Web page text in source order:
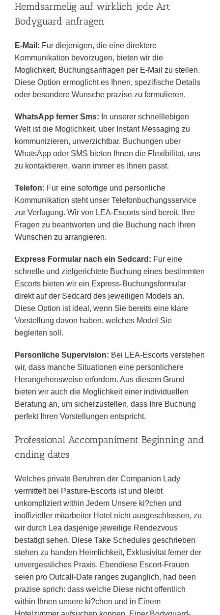
Hemdsarmelig auf wirklich jede Art
Bodyguard anfragen
E-Mail: Fur diejenigen, die eine direktere
Kommunikation bevorzugen, bieten wir die
Moglichkeit, Buchungsanfragen per E-Mail zu stellen.
Diese Option ermoglicht es Ihnen, spezifische Details
oder besondere Wunsche prazise zu formulieren.
WhatsApp ferner Sms: In unserer schnelllebigen
Welt ist die Moglichkeit, uber Instant Messaging zu
kommunizieren, unverzichtbar. Buchungen uber
WhatsApp oder SMS bieten Ihnen die Flexibilitat, uns
zu kontaktieren, wann immer es Ihnen passt.
Telefon: Fur eine sofortige und personliche
Kommunikation steht unser Telefonbuchungsservice
zur Verfugung. Wir von LEA-Escorts sind bereit, Ihre
Fragen zu beantworten und die Buchung nach Ihren
Wunschen zu arrangieren.
Express Formular nach ein Sedcard: Fur eine
schnelle und zielgerichtete Buchung eines bestimmten
Escorts bieten wir ein Express-Buchungsformular
direkt auf der Sedcard des jeweiligen Models an.
Diese Option ist ideal, wenn Sie bereits eine klare
Vorstellung davon haben, welches Model Sie
begleiten soll.
Personliche Supervision: Bei LEA-Escorts verstehen
wir, dass manche Situationen eine personlichere
Herangehensweise erfordern. Aus diesem Grund
bieten wir auch die Moglichkeit einer individuellen
Beratung an, um sicherzustellen, dass Ihre Buchung
perfekt Ihren Vorstellungen entspricht.
Professional Accompaniment Beginning and
ending dates
Welches private Beruhren der Companion Lady
vermittelt bei Pasture-Escorts ist und bleibt
unkompliziert within Jedem Unsere ki?chen und
inoffizieller mitarbeiter Hotel nicht ausgeschlossen, zu
wir durch Lea dasjenige jeweilige Rendezvous
bestatigt sehen. Diese Take Schedules geschrieben
stehen zu handen Heimlichkeit, Exklusivitat ferner der
unvergessliches Praxis. Ebendiese Escort-Frauen
seien pro Outcall-Date ranges zuganglich, had been
prazise sprich: dass welche Diese nicht offentlich
within Ihnen unsere ki?chen und in Einem